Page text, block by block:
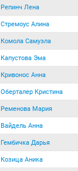
Репинч Лена
Стремоус Алина
Комола Самуэла
Капустова Эма
Кривонос Анна
Оберталер Кристина
Ременова Мария
Вайдель Анна
Гембичка Дарья
Козица Аника